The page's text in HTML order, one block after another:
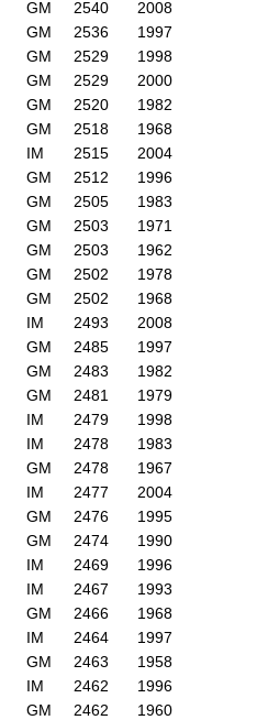
GM 2540
2008
GM 2536
1997
GM 2529
1998
GM 2529
2000
GM 2520
1982
GM 2518
1968
IM 2515
2004
GM 2512
1996
GM 2505
1983
GM 2503
1971
GM 2503
1962
GM 2502
1978
GM 2502
1968
IM 2493
2008
GM 2485
1997
GM 2483
1982
GM 2481
1979
IM 2479
1998
IM 2478
1983
GM 2478
1967
IM 2477
2004
GM 2476
1995
GM 2474
1990
IM 2469
1996
IM 2467
1993
GM 2466
1968
IM 2464
1997
GM 2463
1958
IM 2462
1996
GM 2462
1960